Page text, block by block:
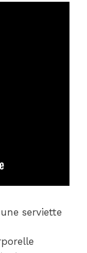
serviette